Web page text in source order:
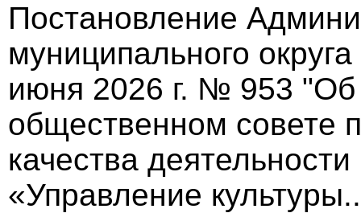
Постановление
муниципального
июня 2026 г. № 953
общественном совете
качества
«Управление